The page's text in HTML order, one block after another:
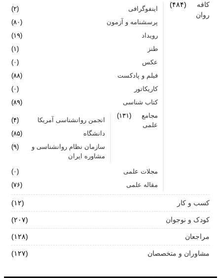
کافه
روان
(۴۸۴)
اینفوگرافی
(۲)
پرسشنامه و آزمون
(۸۰)
رویداد
(۱۹)
طنز
(۱)
عکس
(۰)
فیلم و پادکست
(۸۸)
کاریکاتور
(۰)
کتاب شناسی
(۸۹)
مجامع
علمی
(۱۳۱)
انجمن روانشناسی آمریکا
(۴)
دانشگاه
(۸۵)
سازمان نظام روانشناسی و
مشاوره ایران
(۹)
مجلات علمی
(۰)
مقاله علمی
(۷۶)
کسب و کار (۱۲)
کودک و نوجوان (۲۰۷)
مراجعان (۱۲۸)
مشاوران و متخصصان (۱۲۷)